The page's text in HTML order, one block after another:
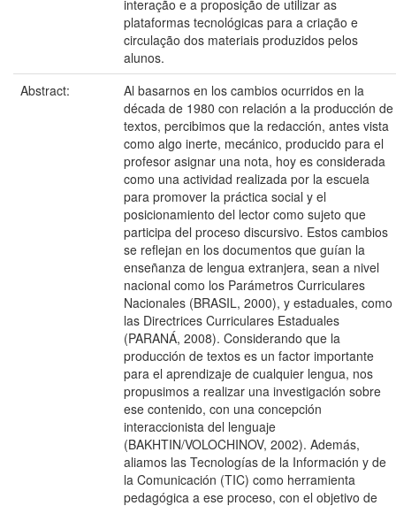
interação e a proposição de utilizar as
plataformas tecnológicas para a criação e
circulação dos materiais produzidos pelos
alunos.
Abstract:
Al basarnos en los cambios ocurridos en la
década de 1980 con relación a la producción de
textos, percibimos que la redacción, antes vista
como algo inerte, mecánico, producido para el
profesor asignar una nota, hoy es considerada
como una actividad realizada por la escuela
para promover la práctica social y el
posicionamiento del lector como sujeto que
participa del proceso discursivo. Estos cambios
se reflejan en los documentos que guían la
enseñanza de lengua extranjera, sean a nivel
nacional como los Parámetros Curriculares
Nacionales (BRASIL, 2000), y estaduales, como
las Directrices Curriculares Estaduales
(PARANÁ, 2008). Considerando que la
producción de textos es un factor importante
para el aprendizaje de cualquier lengua, nos
propusimos a realizar una investigación sobre
ese contenido, con una concepción
interaccionista del lenguaje
(BAKHTIN/VOLOCHINOV, 2002). Además,
aliamos las Tecnologías de la Información y de
la Comunicación (TIC) como herramienta
pedagógica a ese proceso, con el objetivo de